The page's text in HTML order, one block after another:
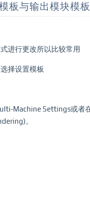
板与输出模块模板
进行更改所以比较常用
择设置模板
Machine Settings或者
。